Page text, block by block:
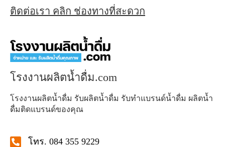
ติดต่อเรา คลิก ช่องทางที่สะดวก
โรงงานผลิตน้ำดื่ม.com
โรงงานผลิตน้ำดื่ม รับผลิตน้ำดื่ม รับทำแบรนด์น้ำดื่ม ผลิตน้ำ
ดื่มติดแบรนด์ของคุณ
โทร. 084 355 9229